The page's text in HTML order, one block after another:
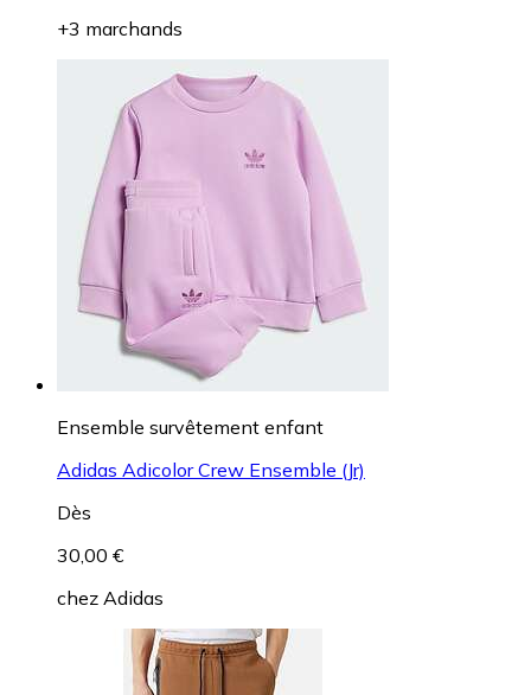
+3 marchands
Ensemble survêtement enfant
Adidas Adicolor Crew Ensemble (Jr)
Dès
30,00 €
chez Adidas